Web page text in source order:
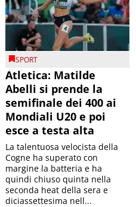
SPORT
Atletica: Matilde
Abelli si prende la
semifinale dei 400 ai
Mondiali U20 e poi
esce a testa alta
La talentuosa velocista della
Cogne ha superato con
margine la batteria e ha
quindi chiuso quinta nella
seconda heat della sera e
diciassettesima nell...